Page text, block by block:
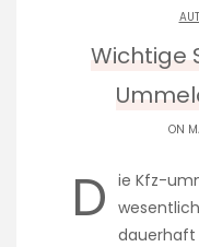
Wichtige
ON
D ie Kfz-
dauerhaft